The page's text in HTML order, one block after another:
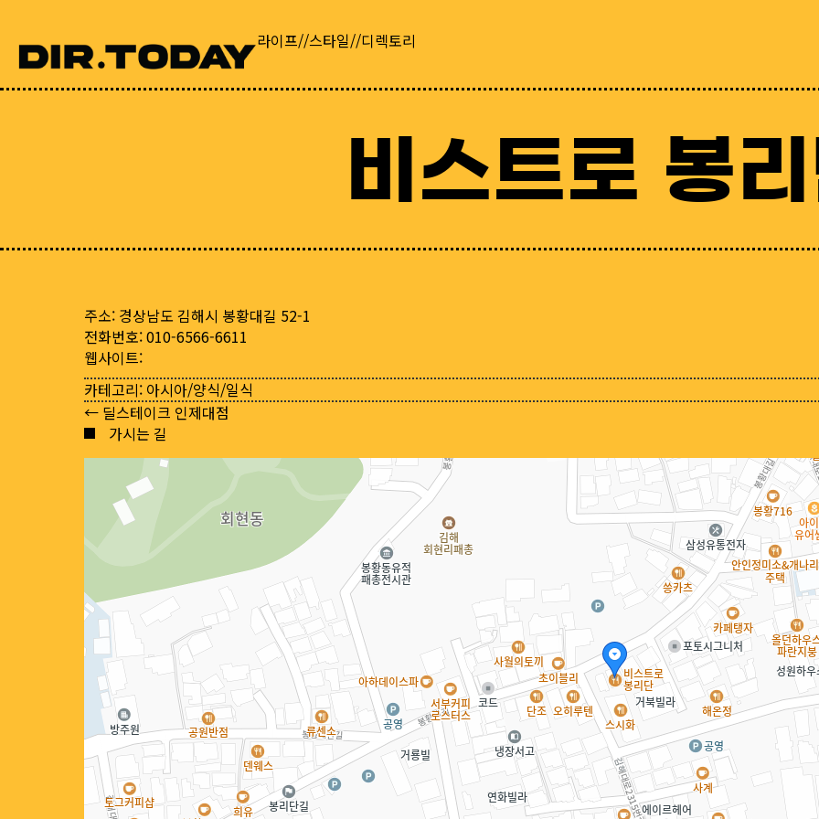
라이프//스타일//디렉토리
비스트로 봉
주소: 경상남도 김해시 봉황대길 52-1
전화번호: 010-6566-6611
웹사이트:
카테고리: 아시아/양식/일식
Posts
navigation
← 딜스테이크 인제대점
가시는 길